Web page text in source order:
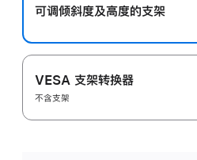
可调倾斜度及高‍度的支‍架
VESA 支架转换器
不含支架